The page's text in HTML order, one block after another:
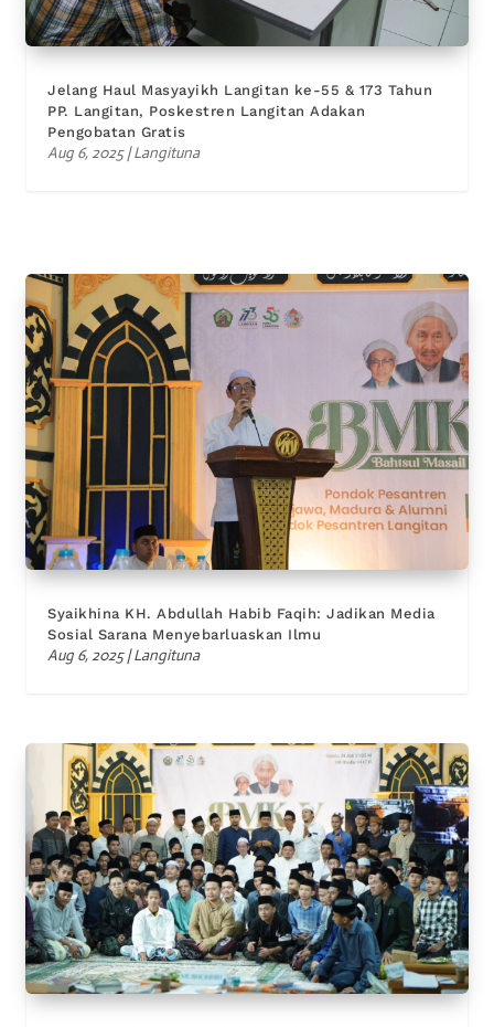
Jelang Haul Masyayikh Langitan ke-55 & 173 Tahun
PP. Langitan, Poskestren Langitan Adakan
Pengobatan Gratis
Aug 6, 2025|Langituna
Syaikhina KH. Abdullah Habib Faqih: Jadikan Media
Sosial Sarana Menyebarluaskan Ilmu
Aug 6, 2025|Langituna